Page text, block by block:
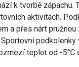
k tvorbě zápachu.
aktivitách.
a přes nárt pružnou
podkolenky
teplot od -5°C